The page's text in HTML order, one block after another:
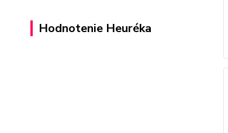
Hodnotenie Heuréka